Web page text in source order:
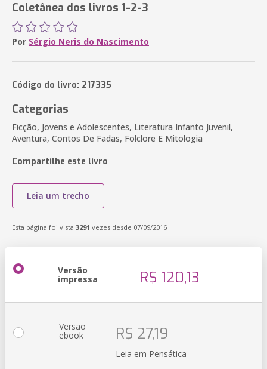
Coletânea dos livros 1-2-3
Por Sérgio Neris do Nascimento
Código do livro: 217335
Categorias
Ficção, Jovens e Adolescentes, Literatura Infanto Juvenil,
Aventura, Contos De Fadas, Folclore E Mitologia
Compartilhe este livro
Leia um trecho
Esta página foi vista 3291 vezes desde 07/09/2016
Versão
impressa R$ 120,13
Versão
ebook R$ 27,19
Leia em Pensática